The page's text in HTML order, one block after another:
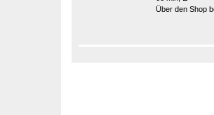
Über den Shop